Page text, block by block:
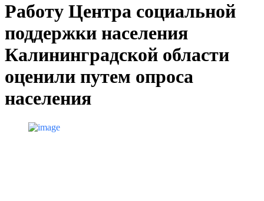
Работу Центра социальной
поддержки населения
Калининградской области
оценили путем опроса
населения